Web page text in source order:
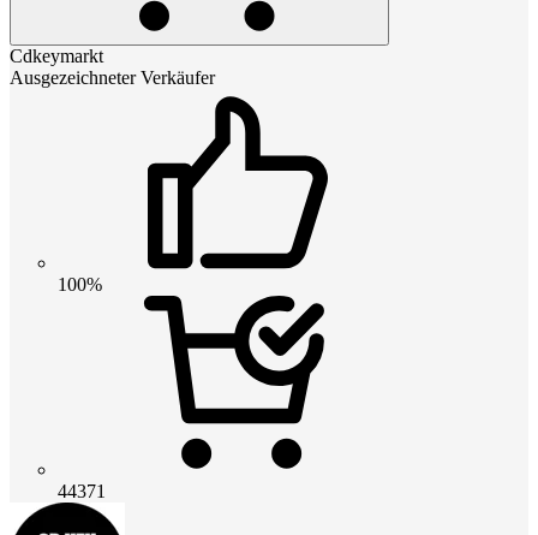
Cdkeymarkt
Ausgezeichneter Verkäufer
100%
44371